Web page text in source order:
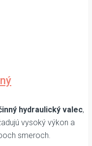
hydraulický valec,
vysoký výkon a
smeroch.